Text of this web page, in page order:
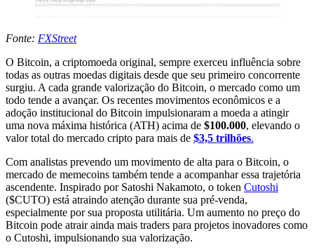
Fonte: FXStreet
O Bitcoin, a criptomoeda original, sempre exerceu influência sobre
todas as outras moedas digitais desde que seu primeiro concorrente
surgiu. A cada grande valorização do Bitcoin, o mercado como um
todo tende a avançar. Os recentes movimentos econômicos e a
adoção institucional do Bitcoin impulsionaram a moeda a atingir
uma nova máxima histórica (ATH) acima de $100.000, elevando o
valor total do mercado cripto para mais de $3,5 trilhões.
Com analistas prevendo um movimento de alta para o Bitcoin, o
mercado de memecoins também tende a acompanhar essa trajetória
ascendente. Inspirado por Satoshi Nakamoto, o token Cutoshi
($CUTO) está atraindo atenção durante sua pré-venda,
especialmente por sua proposta utilitária. Um aumento no preço do
Bitcoin pode atrair ainda mais traders para projetos inovadores como
o Cutoshi, impulsionando sua valorização.